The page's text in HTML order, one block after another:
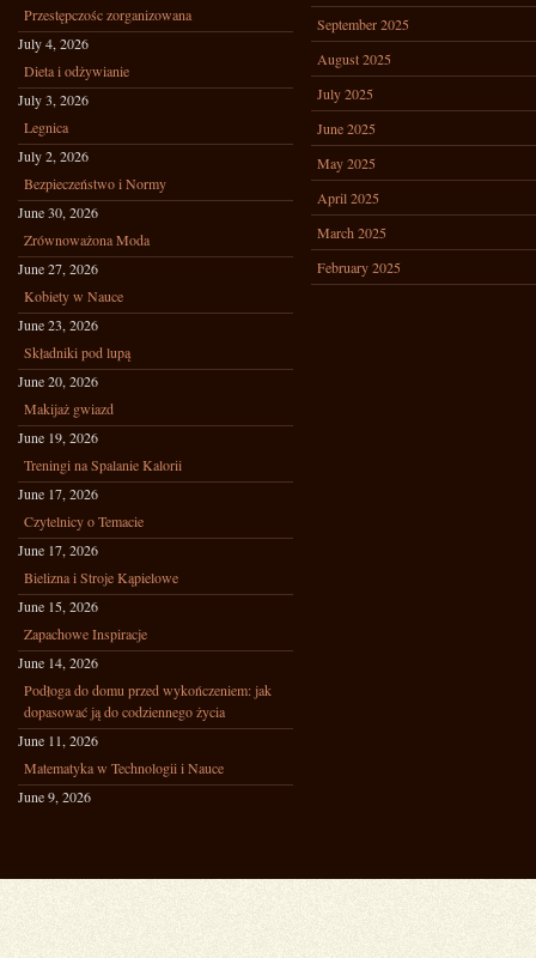
Przestępczośc zorganizowana
July 4, 2026
Dieta i odżywianie
July 3, 2026
Legnica
July 2, 2026
Bezpieczeństwo i Normy
June 30, 2026
Zrównoważona Moda
June 27, 2026
Kobiety w Nauce
June 23, 2026
Składniki pod lupą
June 20, 2026
Makijaż gwiazd
June 19, 2026
Treningi na Spalanie Kalorii
June 17, 2026
Czytelnicy o Temacie
June 17, 2026
Bielizna i Stroje Kąpielowe
June 15, 2026
Zapachowe Inspiracje
June 14, 2026
Podłoga do domu przed wykończeniem: jak
dopasować ją do codziennego życia
June 11, 2026
Matematyka w Technologii i Nauce
June 9, 2026
September 2025
August 2025
July 2025
June 2025
May 2025
April 2025
March 2025
February 2025